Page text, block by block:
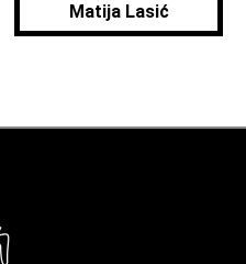
Matija Lasić